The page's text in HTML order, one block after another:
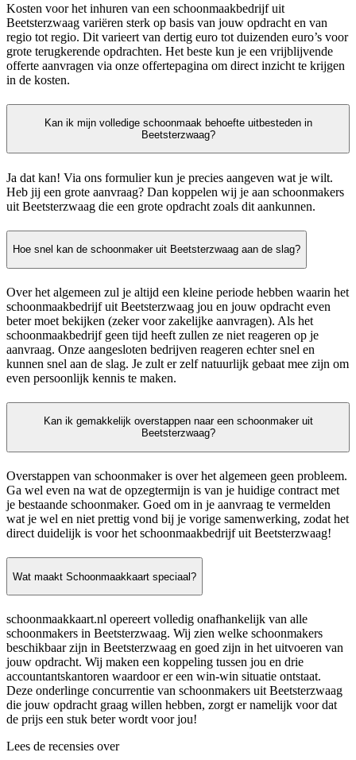
Kosten voor het inhuren van een schoonmaakbedrijf uit
Beetsterzwaag variëren sterk op basis van jouw opdracht en van
regio tot regio. Dit varieert van dertig euro tot duizenden euro’s voor
grote terugkerende opdrachten. Het beste kun je een vrijblijvende
offerte aanvragen via onze offertepagina om direct inzicht te krijgen
in de kosten.
Kan ik mijn volledige schoonmaak behoefte uitbesteden in
Beetsterzwaag?
Ja dat kan! Via ons formulier kun je precies aangeven wat je wilt.
Heb jij een grote aanvraag? Dan koppelen wij je aan schoonmakers
uit Beetsterzwaag die een grote opdracht zoals dit aankunnen.
Hoe snel kan de schoonmaker uit Beetsterzwaag aan de slag?
Over het algemeen zul je altijd een kleine periode hebben waarin het
schoonmaakbedrijf uit Beetsterzwaag jou en jouw opdracht even
beter moet bekijken (zeker voor zakelijke aanvragen). Als het
schoonmaakbedrijf geen tijd heeft zullen ze niet reageren op je
aanvraag. Onze aangesloten bedrijven reageren echter snel en
kunnen snel aan de slag. Je zult er zelf natuurlijk gebaat mee zijn om
even persoonlijk kennis te maken.
Kan ik gemakkelijk overstappen naar een schoonmaker uit
Beetsterzwaag?
Overstappen van schoonmaker is over het algemeen geen probleem.
Ga wel even na wat de opzegtermijn is van je huidige contract met
je bestaande schoonmaker. Goed om in je aanvraag te vermelden
wat je wel en niet prettig vond bij je vorige samenwerking, zodat het
direct duidelijk is voor het schoonmaakbedrijf uit Beetsterzwaag!
Wat maakt Schoonmaakkaart speciaal?
schoonmaakkaart.nl opereert volledig onafhankelijk van alle
schoonmakers in Beetsterzwaag. Wij zien welke schoonmakers
beschikbaar zijn in Beetsterzwaag en goed zijn in het uitvoeren van
jouw opdracht. Wij maken een koppeling tussen jou en drie
accountantskantoren waardoor er een win-win situatie ontstaat.
Deze onderlinge concurrentie van schoonmakers uit Beetsterzwaag
die jouw opdracht graag willen hebben, zorgt er namelijk voor dat
de prijs een stuk beter wordt voor jou!
Lees de recensies over